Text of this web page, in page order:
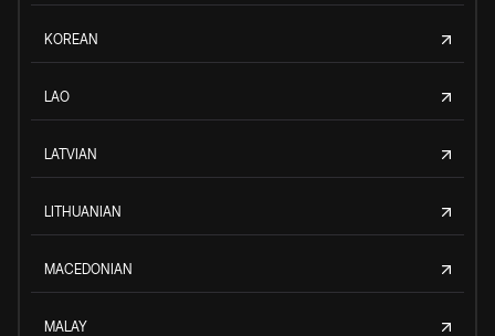
KOREAN
LAO
LATVIAN
LITHUANIAN
MACEDONIAN
MALAY